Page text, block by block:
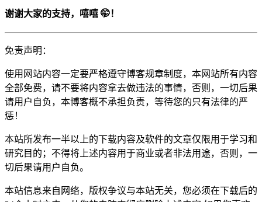
谢谢大家的支持，嘻嘻 🤭！
免责声明：
使用网站内容一定要严格遵守博客规章制度，本网站所有内容
全部免费，请不要将内容拿去做违法的事情，否则，一切后果
请用户自负，本博客概不承担负责，等待您的只有法律的严
惩！
本站所发布一半以上的下载内容及软件的文章仅限用于学习和
研究目的；不得将上述内容用于商业或者非法用途，否则，一
切后果请用户自负。
本站信息来自网络，版权争议与本站无关，您必须在下载后的